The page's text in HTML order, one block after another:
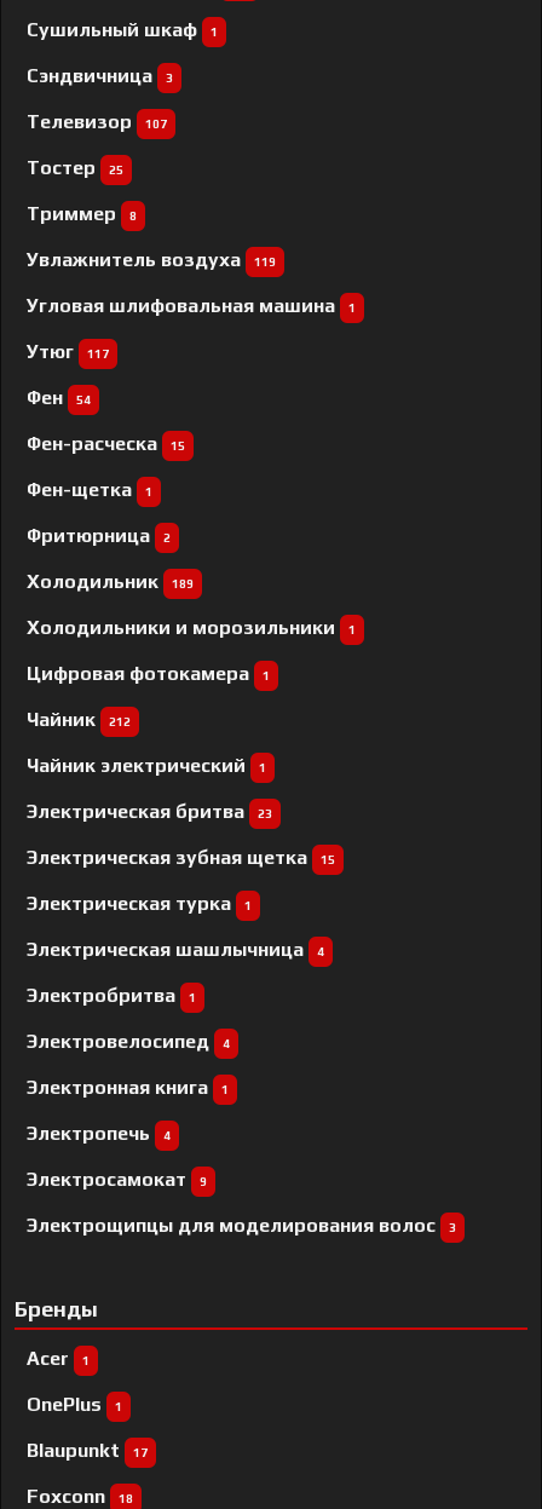
Сушильный шкаф 1
Сэндвичница 3
Телевизор 107
Тостер 25
Триммер 8
Увлажнитель воздуха 119
Угловая шлифовальная машина 1
Утюг 117
Фен 54
Фен-расческа 15
Фен-щетка 1
Фритюрница 2
Холодильник 189
Холодильники и морозильники 1
Цифровая фотокамера 1
Чайник 212
Чайник электрический 1
Электрическая бритва 23
Электрическая зубная щетка 15
Электрическая турка 1
Электрическая шашлычница 4
Электробритва 1
Электровелосипед 4
Электронная книга 1
Электропечь 4
Электросамокат 9
Электрощипцы для моделирования волос 3
Бренды
Acer 1
OnePlus 1
Blaupunkt 17
Foxconn 18